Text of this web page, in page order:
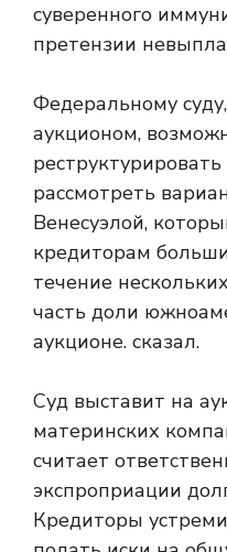
суверенного
претензии
Федеральному
аукционом,
рассмотреть
Венесуэлой,
кредиторам
течение
часть доли
аукционе. сказал.
Суд выставит на
материнских
считает
экспроприации
Кредиторы